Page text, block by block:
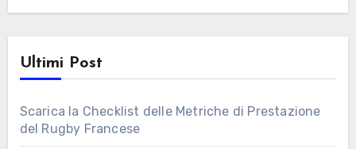
Ultimi Post
Scarica la Checklist delle Metriche di Prestazione
del Rugby Francese